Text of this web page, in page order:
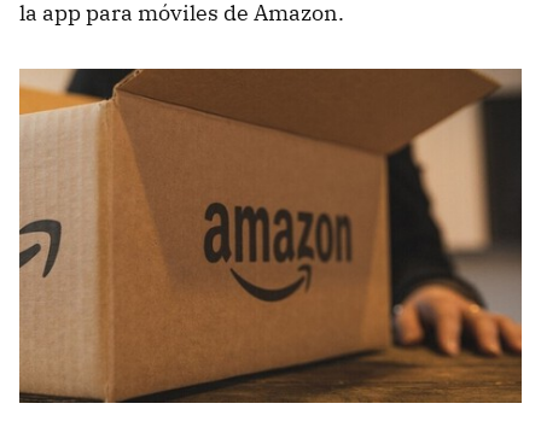
la app para móviles de Amazon.